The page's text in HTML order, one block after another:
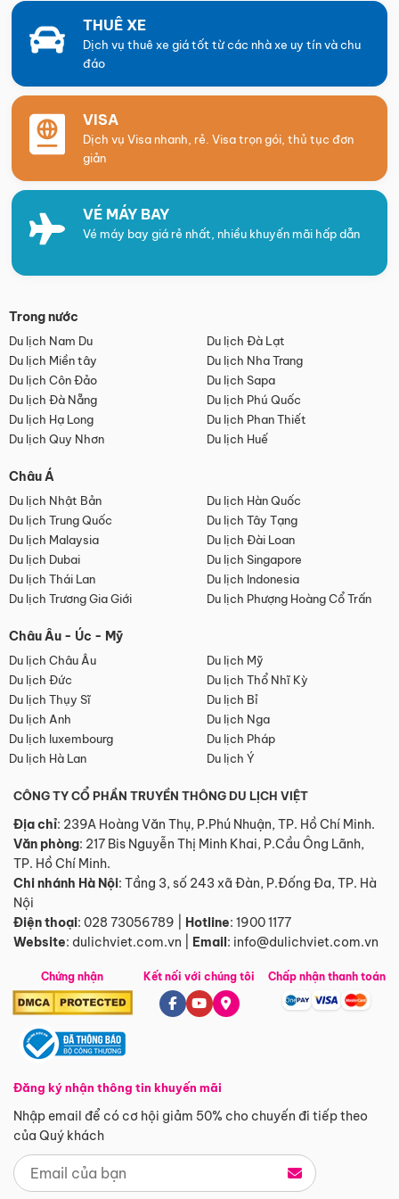
THUÊ XE
Dịch vụ thuê xe giá tốt từ các nhà xe uy tín và chu
đáo
VISA
Dịch vụ Visa nhanh, rẻ. Visa trọn gói, thủ tục đơn
giản
VÉ MÁY BAY
Vé máy bay giá rẻ nhất, nhiều khuyến mãi hấp dẫn
Trong nước
Du lịch Nam Du
Du lịch Đà Lạt
Du lịch Miền tây
Du lịch Nha Trang
Du lịch Côn Đảo
Du lịch Sapa
Du lịch Đà Nẵng
Du lịch Phú Quốc
Du lịch Hạ Long
Du lịch Phan Thiết
Du lịch Quy Nhơn
Du lịch Huế
Châu Á
Du lịch Nhật Bản
Du lịch Hàn Quốc
Du lịch Trung Quốc
Du lịch Tây Tạng
Du lịch Malaysia
Du lịch Đài Loan
Du lịch Dubai
Du lịch Singapore
Du lịch Thái Lan
Du lịch Indonesia
Du lịch Trương Gia Giới
Du lịch Phượng Hoàng Cổ Trấn
Châu Âu - Úc - Mỹ
Du lịch Châu Âu
Du lịch Mỹ
Du lịch Đức
Du lịch Thổ Nhĩ Kỳ
Du lịch Thụy Sĩ
Du lịch Bỉ
Du lịch Anh
Du lịch Nga
Du lịch luxembourg
Du lịch Pháp
Du lịch Hà Lan
Du lịch Ý
CÔNG TY CỔ PHẦN TRUYỀN THÔNG DU LỊCH VIỆT
Địa chỉ: 239A Hoàng Văn Thụ, P.Phú Nhuận, TP. Hồ Chí Minh.
Văn phòng: 217 Bis Nguyễn Thị Minh Khai, P.Cầu Ông Lãnh,
TP. Hồ Chí Minh.
Chi nhánh Hà Nội: Tầng 3, số 243 xã Đàn, P.Đống Đa, TP. Hà
Nội
Điện thoại: 028 73056789 Hotline: 1900 1177
Website: dulichviet.com.vn Email: info@dulichviet.com.vn
Chứng nhận
Đăng ký nhận thông tin khuyến mãi
Nhập email để có cơ hội giảm 50% cho chuyến đi tiếp theo
của Quý khách
Kết nối với chúng tôi Chấp nhận thanh toán